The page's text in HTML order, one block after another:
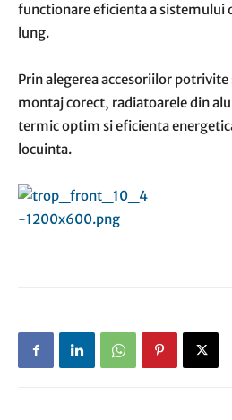
functionare eficienta a sistemului
lung.
Prin alegerea accesoriilor
montaj corect, radiatoarele din
termic optim si eficienta
locuinta.